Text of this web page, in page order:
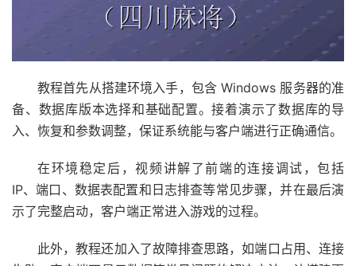
教程首先从搭建环境入手，包含 Windows 服务器的准
备、数据库版本选择和基础配置。接着演示了数据库的导
入、恢复和参数调整，保证系统能与客户端进行正确通信。
在环境稳定后，视频讲解了前端的连接调试，包括
IP、端口、数据表配置和日志排查等常见步骤，并在最后演
示了完整启动，客户端正常进入游戏的过程。
此外，教程还加入了故障排查思路，如端口占用、连接